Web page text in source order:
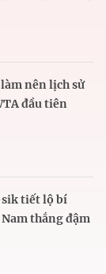
nên lịch sử
đầu tiên
tiết lộ bí
thắng đậm